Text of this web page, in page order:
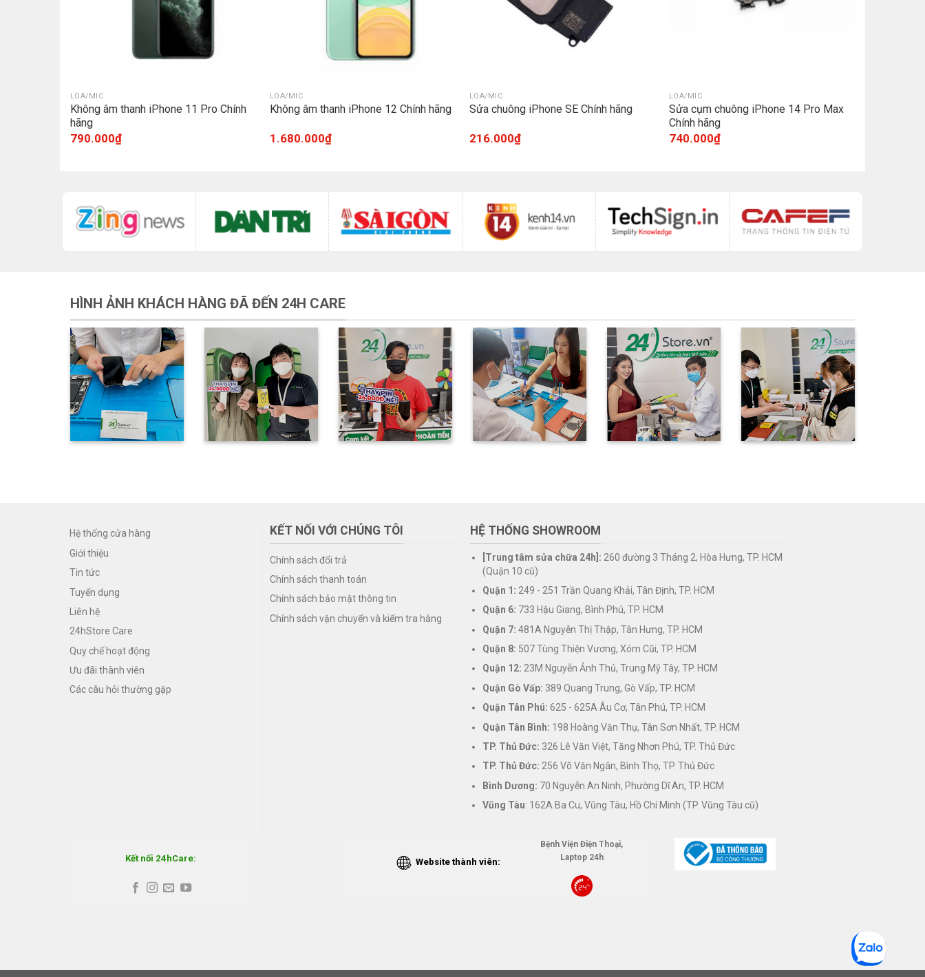
LOA/MIC
Không âm thanh iPhone 11 Pro Chính
hãng
790.000₫
LOA/MIC
Không âm thanh iPhone 12 Chính hãng
1.680.000₫
LOA/MIC
Sửa chuông iPhone SE Chính hãng
216.000₫
LOA/MIC
Sửa cụm chuông iPhone 14 Pro Max
Chính hãng
740.000₫
HÌNH ẢNH KHÁCH HÀNG ĐÃ ĐẾN 24H CARE
Hệ thống cửa hàng
Giới thiệu
Tin tức
Tuyển dụng
Liên hệ
24hStore Care
Quy chế hoạt động
Ưu đãi thành viên
Các câu hỏi thường gặp
KẾT NỐI VỚI CHÚNG TÔI
Chính sách đổi trả
Chính sách thanh toán
Chính sách bảo mật thông tin
Chính sách vận chuyển và kiểm tra hàng
HỆ THỐNG SHOWROOM
[Trung tâm sửa chữa 24h]: 260 đường 3 Tháng 2, Hòa Hưng, TP. HCM
(Quận 10 cũ)
Quận 1: 249 - 251 Trần Quang Khải, Tân Định, TP. HCM
Quận 6: 733 Hậu Giang, Bình Phú, TP. HCM
Quận 7: 481A Nguyễn Thị Thập, Tân Hưng, TP. HCM
Quận 8: 507 Tùng Thiện Vương, Xóm Cũi, TP. HCM
Quận 12: 23M Nguyễn Ảnh Thủ, Trung Mỹ Tây, TP. HCM
Quận Gò Vấp: 389 Quang Trung, Gò Vấp, TP. HCM
Quận Tân Phú: 625 - 625A Âu Cơ, Tân Phú, TP. HCM
Quận Tân Bình: 198 Hoàng Văn Thụ, Tân Sơn Nhất, TP. HCM
TP. Thủ Đức: 326 Lê Văn Việt, Tăng Nhơn Phú, TP. Thủ Đức
TP. Thủ Đức: 256 Võ Văn Ngân, Bình Thọ, TP. Thủ Đức
Bình Dương: 70 Nguyễn An Ninh, Phường Dĩ An, TP. HCM
Vũng Tàu: 162A Ba Cu, Vũng Tàu, Hồ Chí Minh (TP. Vũng Tàu cũ)
Kết nối 24hCare: Website thành viên:
Bệnh Viện Điện Thoại,
Laptop 24h